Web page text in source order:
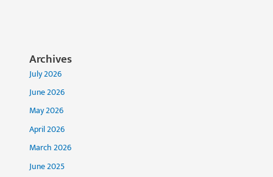
Archives
July 2026
June 2026
May 2026
April 2026
March 2026
June 2025